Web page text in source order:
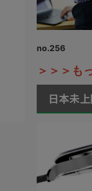
no.256
＞＞＞も
日本未